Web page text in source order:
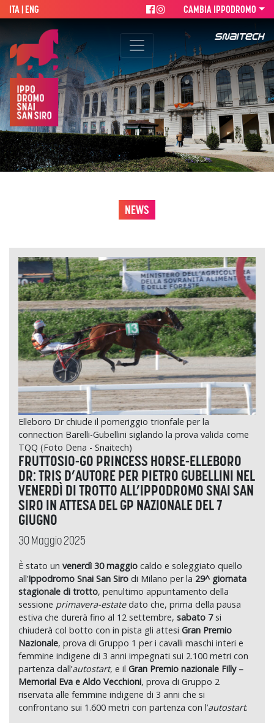
ITA | ENG CAMBIA IPPODROMO
NEWS
Elleboro Dr chiude il pomeriggio trionfale per la
connection Barelli-Gubellini siglando la prova valida come
TQQ (Foto Dena - Snaitech)
FRUTTOSIO-GO PRINCESS HORSE-ELLEBORO
DR: TRIS D’AUTORE PER PIETRO GUBELLINI NEL
VENERDÌ DI TROTTO ALL’IPPODROMO SNAI SAN
SIRO IN ATTESA DEL GP NAZIONALE DEL 7
GIUGNO
30 Maggio 2025
È stato un venerdì 30 maggio caldo e soleggiato quello
all’Ippodromo Snai San Siro di Milano per la 29^ giornata
stagionale di trotto, penultimo appuntamento della
sessione primavera-estatedato che, prima della pausa
estiva che durerà fino al 12 settembre, sabato 7si
chiuderà col botto con in pista gli attesi Gran Premio
Nazionale, prova di Gruppo 1 per i cavalli maschi interi e
femmine indigene di 3 anni impegnati sui 2.100 metri con
partenza dall’autostart, e il Gran Premio nazionale Filly –
Memorial Eva e Aldo Vecchioni, prova di Gruppo 2
riservata alle femmine indigene di 3 anni che si
confrontano sui 1.600 metri con partenza con l’autostart.